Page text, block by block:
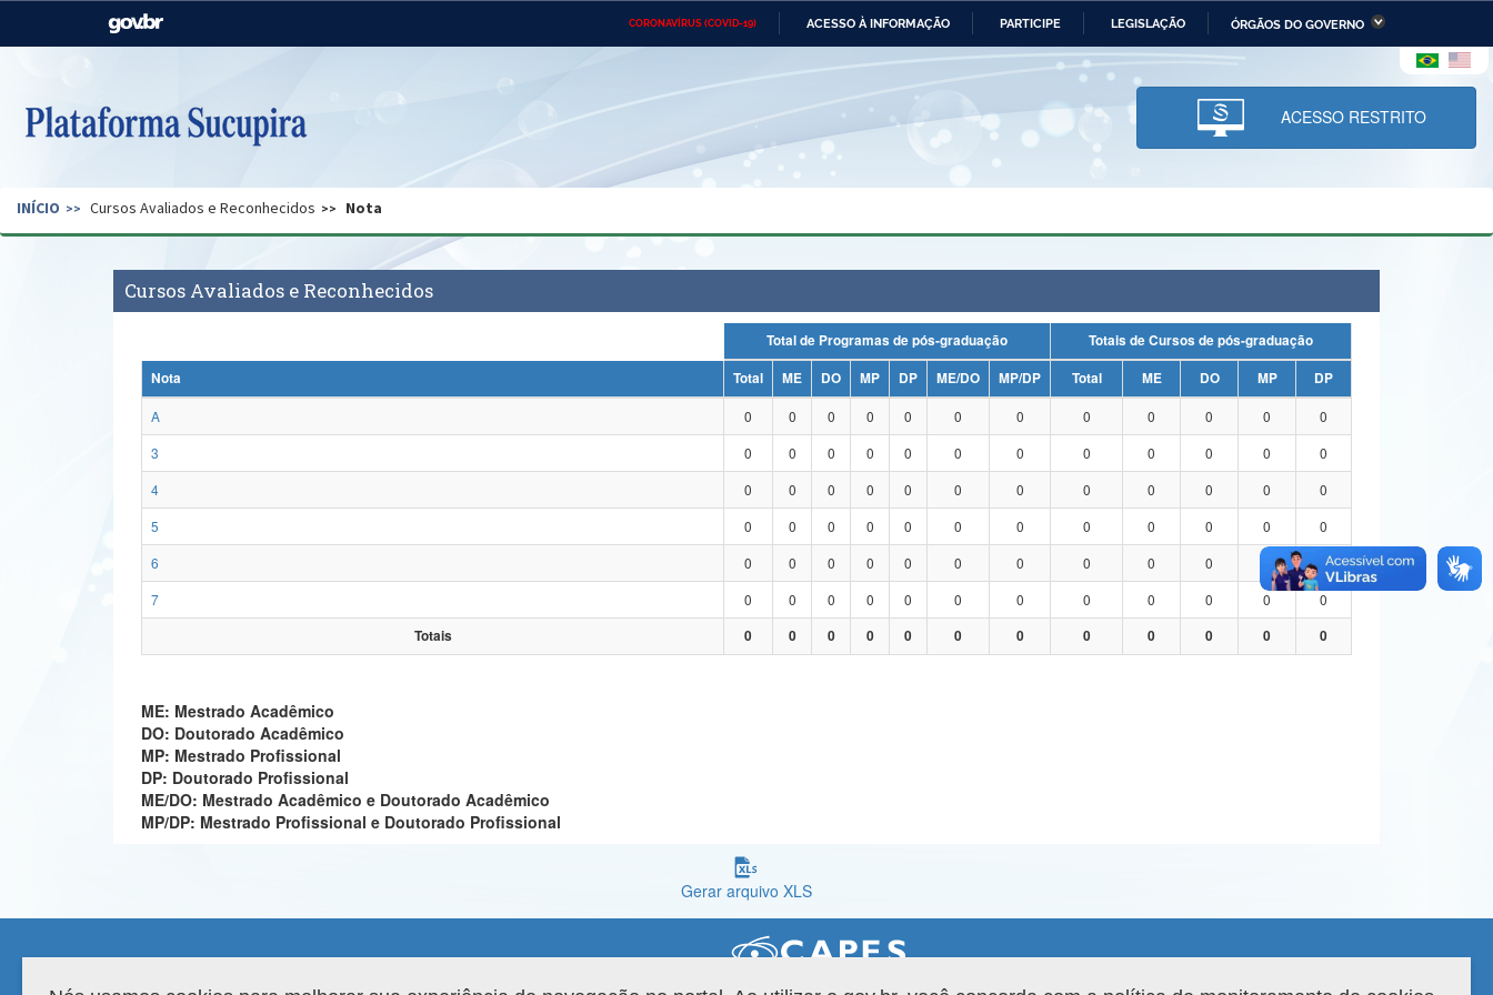
CORONAVÍRUS (COVID-19) ACESSO À INFORMAÇÃO PARTICIPE LEGISLAÇÃO ÓRGÃOS DO GOVERNO
Casa Civil Ministério das Relações Ministério da Economia Ministério da Infraestrutura
Pecuária e Abastecimento
Ministério da Ciência,
Tecnologia, Inovações e
Comunicações
Ministério do Desenvolvimento
Regional e dos Direitos Humanos
Secretaria de Governo Gabinete de Segurança Advocacia-Geral da União Banco Central do Brasil Planalto
ACESSO RESTRITO
INÍCIO Cursos Avaliados e Reconhecidos Nota
Cursos Avaliados e Reconhecidos
Total de Programas de pós-graduação
Totais de Cursos de pós-graduação
Nota
Total ME DO MP DP ME/DO MP/DP Total ME DO MP
DP
A
0 0 0 0 0 0 0 0 0 0 0
0
3
0 0 0 0 0 0 0 0 0 0 0
0
4
0 0 0 0 0 0 0 0 0 0 0
0
5
0 0 0 0 0 0 0 0 0 0 0
0
6
0 0 0 0 0 0 0 0 0 0
0
7
0 0 0 0 0 0 0 0 0 0 0
0
Totais
0 0 0 0 0 0 0 0 0 0 0 0
ME: Mestrado Acadêmico
DO: Doutorado Acadêmico
MP: Mestrado Profissional
DP: Doutorado Profissional
ME/DO: Mestrado Acadêmico e Doutorado Acadêmico
MP/DP: Mestrado Profissional e Doutorado Profissional
Gerar arquivo XLS